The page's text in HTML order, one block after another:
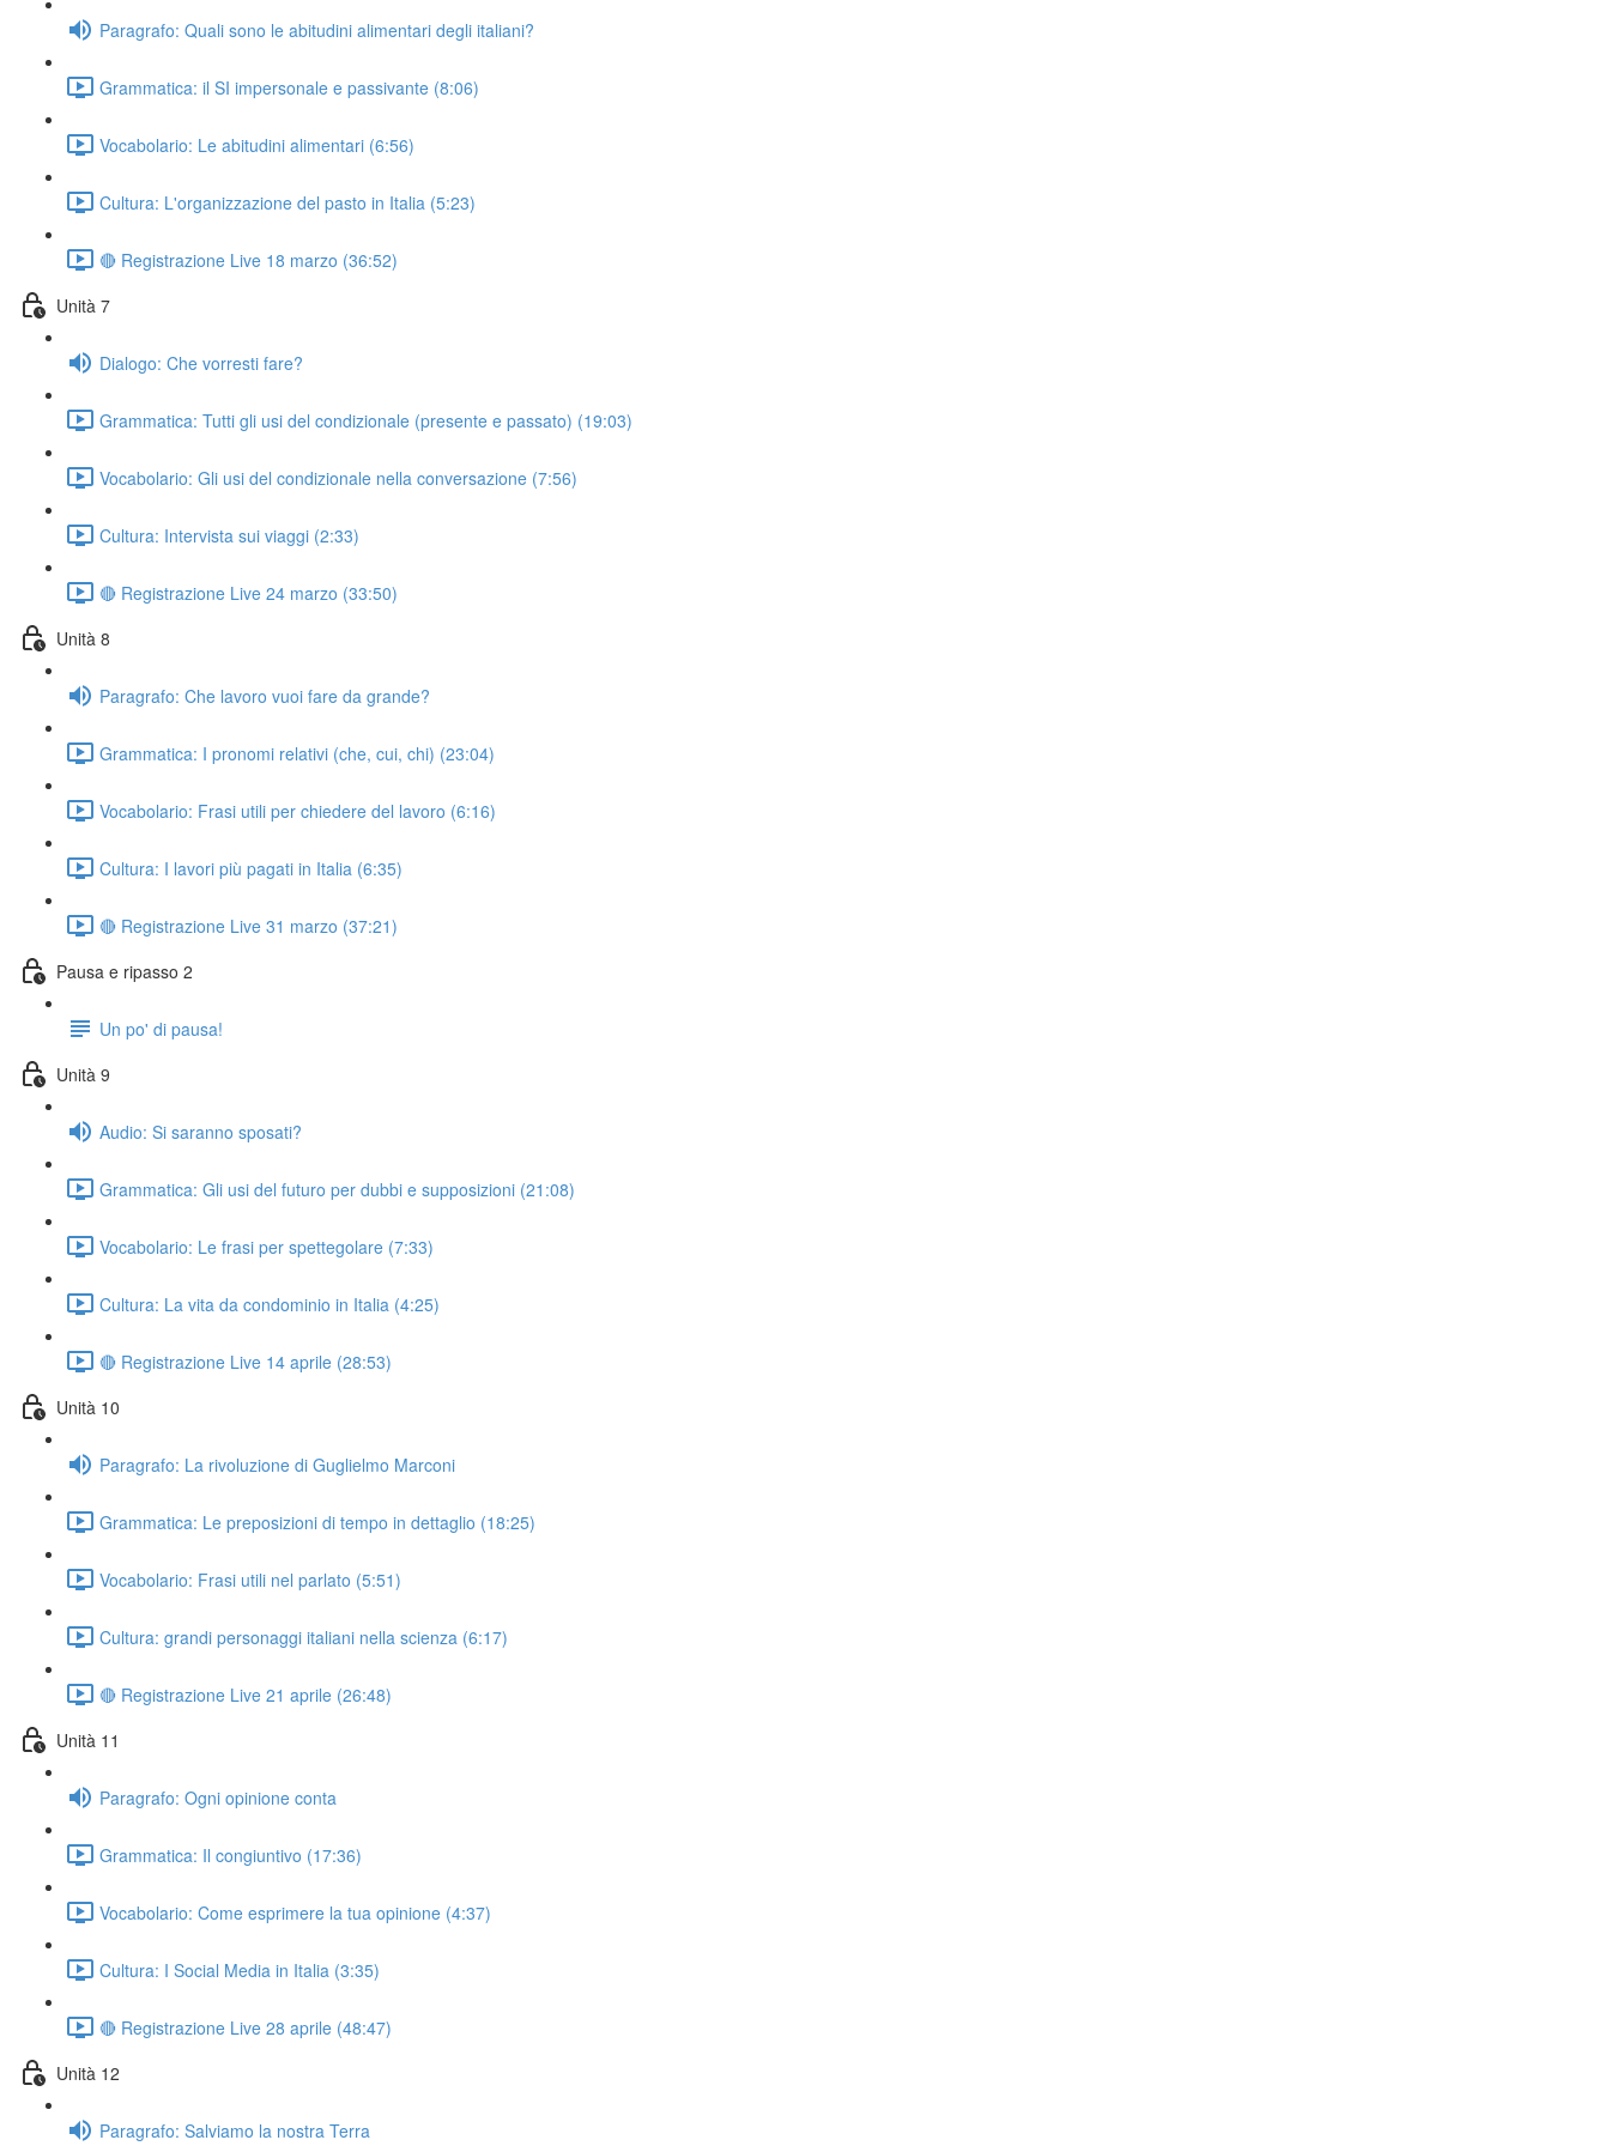
Paragrafo: Quali sono le abitudini alimentari degli italiani?
Grammatica: il SI impersonale e passivante (8:06)
Vocabolario: Le abitudini alimentari (6:56)
Cultura: L'organizzazione del pasto in Italia (5:23)
🔴 Registrazione Live 18 marzo (36:52)
Unità 7
Dialogo: Che vorresti fare?
Grammatica: Tutti gli usi del condizionale (presente e passato) (19:03)
Vocabolario: Gli usi del condizionale nella conversazione (7:56)
Cultura: Intervista sui viaggi (2:33)
🔴 Registrazione Live 24 marzo (33:50)
Unità 8
Paragrafo: Che lavoro vuoi fare da grande?
Grammatica: I pronomi relativi (che, cui, chi) (23:04)
Vocabolario: Frasi utili per chiedere del lavoro (6:16)
Cultura: I lavori più pagati in Italia (6:35)
🔴 Registrazione Live 31 marzo (37:21)
Pausa e ripasso 2
Un po' di pausa!
Unità 9
Audio: Si saranno sposati?
Grammatica: Gli usi del futuro per dubbi e supposizioni (21:08)
Vocabolario: Le frasi per spettegolare (7:33)
Cultura: La vita da condominio in Italia (4:25)
🔴 Registrazione Live 14 aprile (28:53)
Unità 10
Paragrafo: La rivoluzione di Guglielmo Marconi
Grammatica: Le preposizioni di tempo in dettaglio (18:25)
Vocabolario: Frasi utili nel parlato (5:51)
Cultura: grandi personaggi italiani nella scienza (6:17)
🔴 Registrazione Live 21 aprile (26:48)
Unità 11
Paragrafo: Ogni opinione conta
Grammatica: Il congiuntivo (17:36)
Vocabolario: Come esprimere la tua opinione (4:37)
Cultura: I Social Media in Italia (3:35)
🔴 Registrazione Live 28 aprile (48:47)
Unità 12
Paragrafo: Salviamo la nostra Terra